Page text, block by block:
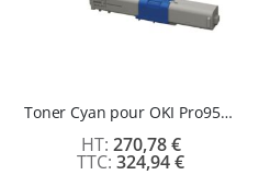
Toner Cyan pour OKI Pro9542/9541/9432
324,94 €
270,78 €